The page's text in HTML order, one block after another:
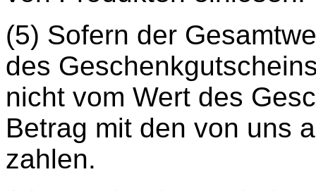
(5) Sofern der
des
nicht vom Wert des
Betrag mit den von uns
zahlen.